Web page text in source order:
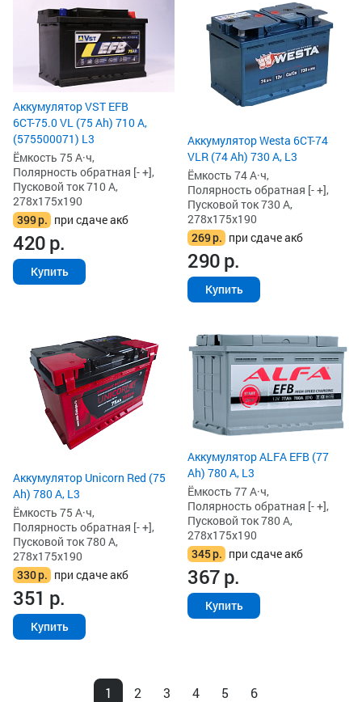
Аккумулятор VST EFB
6СТ-75.0 VL (75 Ah) 710 А,
(575500071) L3
Ёмкость 75 А·ч,
Полярность обратная [- +],
Пусковой ток 710 А,
278x175x190
399р. при сдаче акб
420р.
Купить
Аккумулятор Westa 6СТ-74
VLR (74 Ah) 730 А, L3
Ёмкость 74 А·ч,
Полярность обратная [- +],
Пусковой ток 730 А,
278x175x190
269р. при сдаче акб
290р.
Купить
Аккумулятор Unicorn Red (75
Ah) 780 А, L3
Ёмкость 75 А·ч,
Полярность обратная [- +],
Пусковой ток 780 А,
278x175x190
330р. при сдаче акб
351 р.
Купить
Аккумулятор ALFA EFB (77
Ah) 780 А, L3
Ёмкость 77 А·ч,
Полярность обратная [- +],
Пусковой ток 780 А,
278x175x190
345р. при сдаче акб
367р.
Купить
1 2 3 4 5 6